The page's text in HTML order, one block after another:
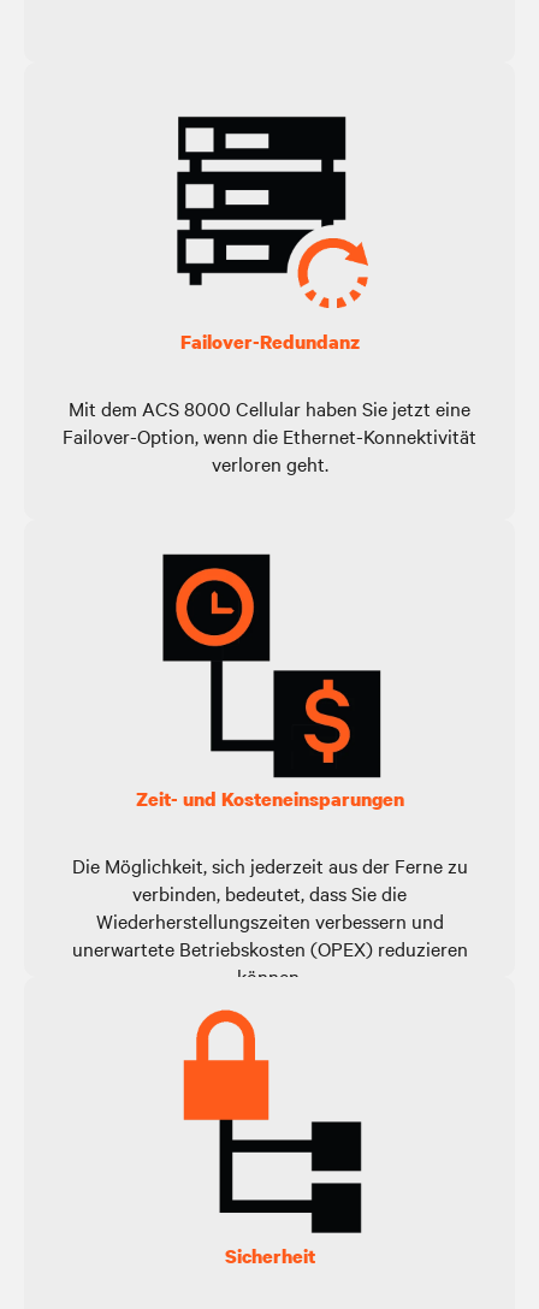
Failover-Redundanz
Mit dem ACS 8000 Cellular haben Sie jetzt eine
Failover-Option, wenn die Ethernet-Konnektivität
verloren geht.
Zeit- und Kosteneinsparungen
Die Möglichkeit, sich jederzeit aus der Ferne zu
verbinden, bedeutet, dass Sie die
Wiederherstellungszeiten verbessern und
unerwartete Betriebskosten (OPEX) reduzieren
können.
Sicherheit